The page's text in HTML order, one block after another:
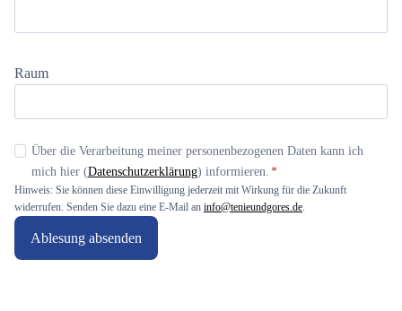
Raum
Über die Verarbeitung meiner personenbezogenen Daten kann ich
mich hier (Datenschutzerklärung) informieren.*
Hinweis: Sie können diese Einwilligung jederzeit mit Wirkung für die Zukunft
widerrufen. Senden Sie dazu eine E-Mail an info@tenieundgores.de.
Ablesung absenden